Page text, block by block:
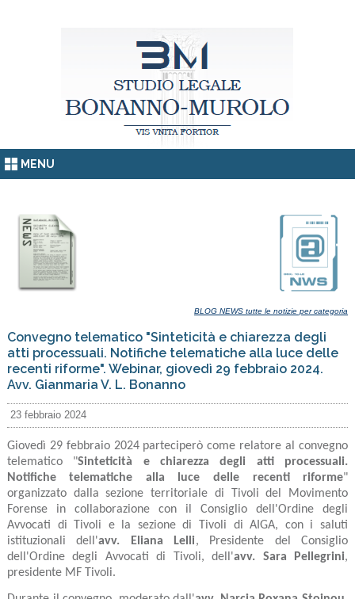
MENU
BLOG NEWS tutte le notizie per categoria
Convegno telematico "Sinteticità e chiarezza degli
atti processuali. Notifiche telematiche alla luce delle
recenti riforme". Webinar, giovedì 29 febbraio 2024.
Avv. Gianmaria V. L. Bonanno
23 febbraio 2024
Giovedì 29 febbraio 2024 parteciperò come relatore al convegno
telematico "Sinteticità e chiarezza degli atti processuali.
Notifiche telematiche alla luce delle recenti riforme"
organizzato dalla sezione territoriale di Tivoli del Movimento
Forense in collaborazione con il Consiglio dell'Ordine degli
Avvocati di Tivoli e la sezione di Tivoli di AIGA, con i saluti
istituzionali dell'avv. Eliana Lelli, Presidente del Consiglio
dell'Ordine degli Avvocati di Tivoli, dell'avv. Sara Pellegrini,
presidente MF Tivoli.